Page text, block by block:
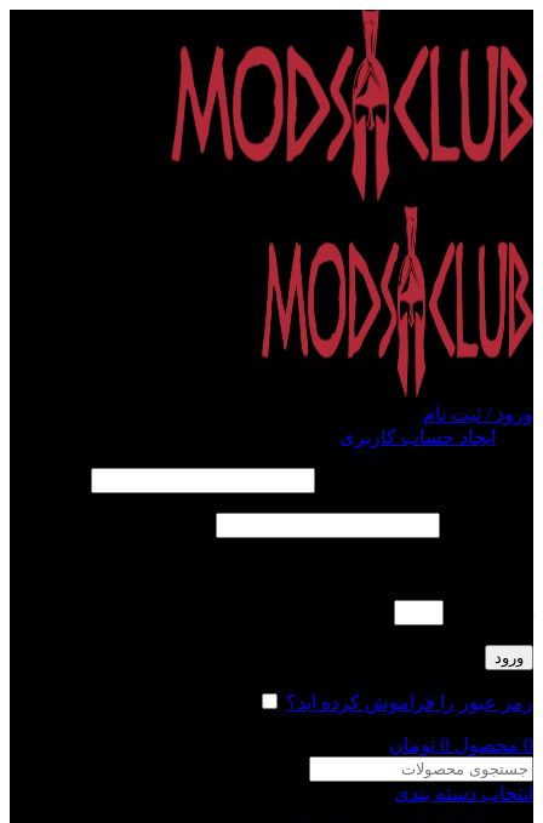
ورود / ثبت نام
ایجاد حساب کاربری
ورود
رمز عبور را فراموش کرده اید؟
0 محصول 0 تومان
انتخاب دسته بندی